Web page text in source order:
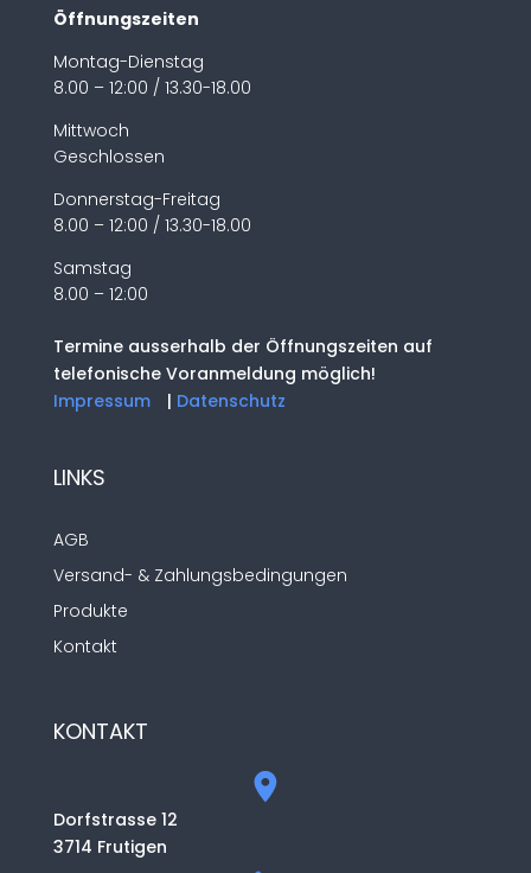
Öffnungszeiten
Montag-Dienstag
8.00 – 12:00 / 13.30-18.00
Mittwoch
Geschlossen
Donnerstag-Freitag
8.00 – 12:00 / 13.30-18.00
Samstag
8.00 – 12:00
Termine ausserhalb der Öffnungszeiten auf
telefonische Voranmeldung möglich!
Impressum
| Datenschutz
LINKS
AGB
Versand- & Zahlungsbedingungen
Produkte
Kontakt
KONTAKT
Dorfstrasse 12
3714 Frutigen